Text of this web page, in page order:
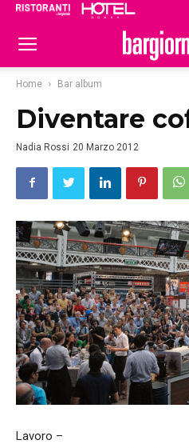
Home Bar album
Diventare
Nadia Rossi 20 Marzo 2012
Lavoro –